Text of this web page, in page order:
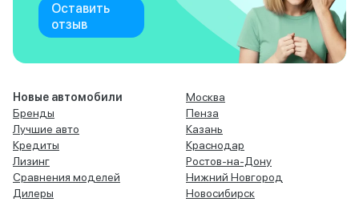
Оставить
отзыв
Новые автомобили
Бренды
Лучшие авто
Кредиты
Лизинг
Сравнения моделей
Дилеры
Москва
Пенза
Казань
Краснодар
Ростов-на-Дону
Нижний Новгород
Новосибирск